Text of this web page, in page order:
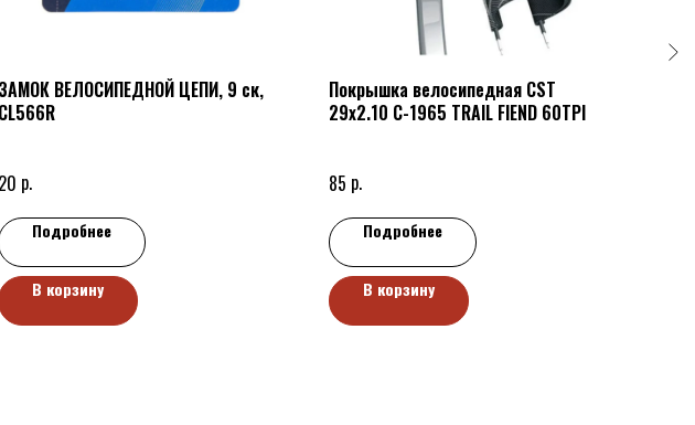
ЗАМОК ВЕЛОСИПЕДНОЙ ЦЕПИ, 9 ск,
CL566R
20 р.
Подробнее
В корзину
Покрышка велосипедная CST
29x2.10 C-1965 TRAIL FIEND 60TPI
85 р.
Подробнее
В корзину